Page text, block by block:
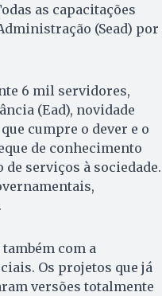
as capacitações
(Sead) por
6 mil servidores,
(Ead), novidade
cumpre o dever e o
de conhecimento
serviços à sociedade.
com a
Os projetos que já
versões totalmente